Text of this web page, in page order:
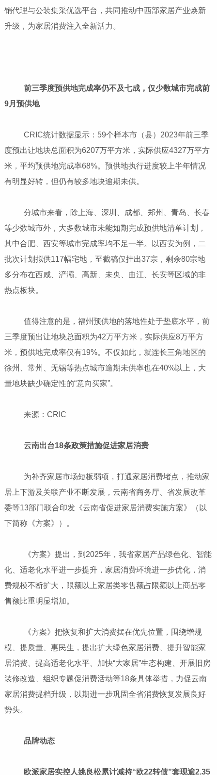
销代理与公装集采优选平台，共同推动中西部家居产业焕新
升级，为家居消费注入全新活力。
前三季度预供地完成率仍不及七成，仅少数城市完成前
9月预供地
CRIC统计数据显示：59个样本市（县）2023年前三季
度预出让地块总面积为6207万平方米，实际供应4327万平方
米，平均预供地完成率68%。预供地执行进度较上半年情况
有明显好转，但仍有较多地块逾期未供。
分城市来看，除上海、深圳、成都、郑州、青岛、长春
等少数城市外，大多数城市未能如期完成预供地清单计划，
其中合肥、西安等城市完成率均不足一半。以西安为例，二
批次计划拟供117幅宅地，至截稿仅挂出37宗，剩余80宗地
多分布在西咸、浐灞、高新、未央、曲江、长安等区域的非
热点板块。
值得注意的是，福州预供地的落地性处于垫底水平，前
三季度预出让地块总面积为42万平方米，实际供应8万平方
米，预供地完成率仅有19%。不仅如此，就连长三角地区的
徐州、常州、无锡等热点城市逾期未供率也在40%以上，大
量地块缺少确定性的“意向买家”。
来源：CRIC
云南出台18条政策措施促进家居消费
为补齐家居市场短板弱项，打通家居消费堵点，推动家
居上下游及关联产业不断发展，云南省商务厅、省发展改革
委等13部门联合印发《云南省促进家居消费实施方案》（以
下简称《方案》）。
《方案》提出，到2025年，我省家居产品绿色化、智能
化、适老化水平进一步提升，家居消费环境进一步优化，消
费规模不断扩大，限额以上家居类零售额占限额以上商品零
售额比重明显增加。
《方案》把恢复和扩大消费摆在优先位置，围绕增规
模、提质量、惠民生，提出扩大绿色家居消费、提升智能家
居消费、提高适老化水平、加快“大家居”生态构建、开展旧房
装修改造、组织专题促消费活动等18条具体举措，力促云南
家居消费提档升级，以期进一步巩固全省消费恢复发展良好
势头。
品牌动态
欧派家居实控人姚良松累计减持“欧22转债”套现逾2.35